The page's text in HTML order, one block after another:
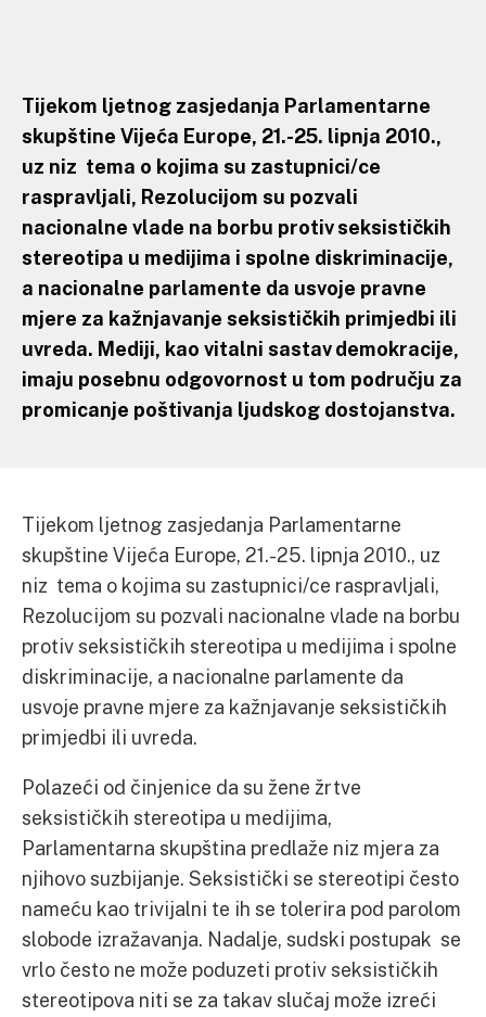
Tijekom ljetnog zasjedanja Parlamentarne
skupštine Vijeća Europe, 21.-25. lipnja 2010.,
uz niz tema o kojima su zastupnici/ce
raspravljali, Rezolucijom su pozvali
nacionalne vlade na borbu protiv seksističkih
stereotipa u medijima i spolne diskriminacije,
a nacionalne parlamente da usvoje pravne
mjere za kažnjavanje seksističkih primjedbi ili
uvreda. Mediji, kao vitalni sastav demokracije,
imaju posebnu odgovornost u tom području za
promicanje poštivanja ljudskog dostojanstva.
Tijekom ljetnog zasjedanja Parlamentarne
skupštine Vijeća Europe, 21.-25. lipnja 2010., uz
niz tema o kojima su zastupnici/ce raspravljali,
Rezolucijom su pozvali nacionalne vlade na borbu
protiv seksističkih stereotipa u medijima i spolne
diskriminacije, a nacionalne parlamente da
usvoje pravne mjere za kažnjavanje seksističkih
primjedbi ili uvreda.
Polazeći od činjenice da su žene žrtve
seksističkih stereotipa u medijima,
Parlamentarna skupština predlaže niz mjera za
njihovo suzbijanje. Seksistički se stereotipi često
nameću kao trivijalni te ih se tolerira pod parolom
slobode izražavanja. Nadalje, sudski postupak se
vrlo često ne može poduzeti protiv seksističkih
stereotipova niti se za takav slučaj može izreći